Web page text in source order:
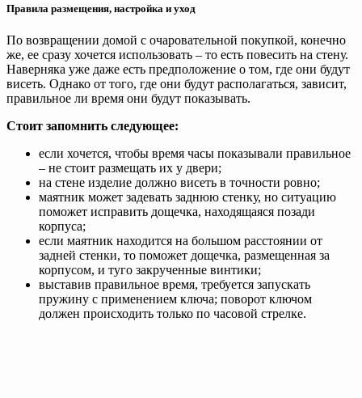
Правила размещения, настройка и уход
По возвращении домой с очаровательной покупкой, конечно
же, ее сразу хочется использовать – то есть повесить на стену.
Наверняка уже даже есть предположение о том, где они будут
висеть. Однако от того, где они будут располагаться, зависит,
правильное ли время они будут показывать.
Стоит запомнить следующее:
если хочется, чтобы время часы показывали правильное
– не стоит размещать их у двери;
на стене изделие должно висеть в точности ровно;
маятник может задевать заднюю стенку, но ситуацию
поможет исправить дощечка, находящаяся позади
корпуса;
если маятник находится на большом расстоянии от
задней стенки, то поможет дощечка, размещенная за
корпусом, и туго закрученные винтики;
выставив правильное время, требуется запускать
пружину с применением ключа; поворот ключом
должен происходить только по часовой стрелке.